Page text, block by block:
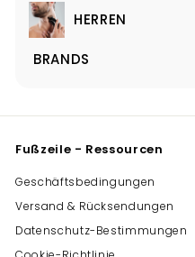
maximieren
HERREN
Menü
maximieren
BRANDS
Menü
Fußzeile - Ressourcen
Geschäftsbedingungen
Versand & Rücksendungen
Datenschutz-Bestimmungen